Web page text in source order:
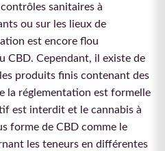
sanitaires à
ou sur les lieux de
est encore flou
CBD. Cependant, il existe de
produits finis contenant des
la réglementation est formelle
est interdit et le cannabis à
forme de CBD comme le
les teneurs en différentes